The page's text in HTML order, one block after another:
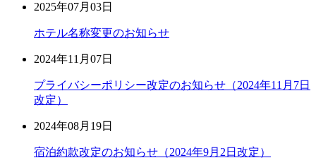
2025年07月03日
ホテル名称変更のお知らせ
2024年11月07日
プライバシーポリシー改定のお知らせ（2024年11月7日
改定）
2024年08月19日
宿泊約款改定のお知らせ（2024年9月2日改定）